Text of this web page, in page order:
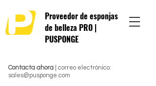
Contacta ahora | correo electrónico:
sales@pusponge.com
Proveedor de esponjas
de belleza PRO |
PUSPONGE